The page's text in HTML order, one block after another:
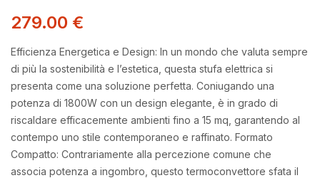
279.00 €
Efficienza Energetica e Design: In un mondo che valuta sempre
di più la sostenibilità e l’estetica, questa stufa elettrica si
presenta come una soluzione perfetta. Coniugando una
potenza di 1800W con un design elegante, è in grado di
riscaldare efficacemente ambienti fino a 15 mq, garantendo al
contempo uno stile contemporaneo e raffinato. Formato
Compatto: Contrariamente alla percezione comune che
associa potenza a ingombro, questo termoconvettore sfata il